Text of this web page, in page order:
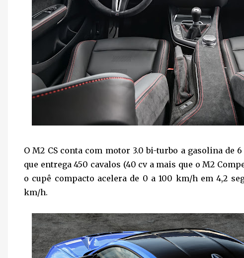
O M2 CS conta com motor 3.0 bi-turbo a gasolina
que entrega 450 cavalos (40 cv a mais que o M2
o cupê compacto acelera de 0 a 100 km/h em 4,2
km/h.